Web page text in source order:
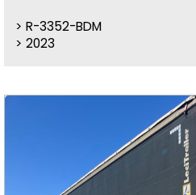
R-3352-BDM
2023